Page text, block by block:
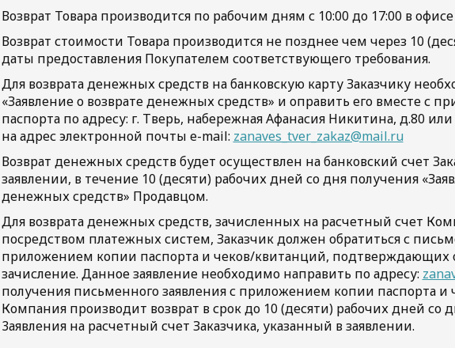
Возврат Товара производится по рабочим дням с 10:00 до 17:00 в
Возврат стоимости Товара производится не позднее чем через 10
даты предоставления Покупателем соответствующего требования.
Для возврата денежных средств на банковскую карту Заказчику
«Заявление о возврате денежных средств» и оправить его вместе с
паспорта по адресу: г. Тверь, набережная Афанасия Никитина, д.80
на адрес электронной почты e-mail: zanaves_tver_zakaz@mail.ru
Возврат денежных средств будет осуществлен на банковский счет
заявлении, в течение 10 (десяти) рабочих дней со дня получения
денежных средств» Продавцом.
Для возврата денежных средств, зачисленных на расчетный счет
посредством платежных систем, Заказчик должен обратиться с
приложением копии паспорта и чеков/квитанций, подтверждающих
зачисление. Данное заявление необходимо направить по адресу:
получения письменного заявления с приложением копии паспорта и
Компания производит возврат в срок до 10 (десяти) рабочих дней со
3аявления на расчетный счет Заказчика, указанный в заявлении.